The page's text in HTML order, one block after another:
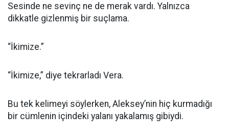
Sesinde ne sevinç ne de merak vardı. Yalnızca
dikkatle gizlenmiş bir suçlama.
“İkimize.”
“İkimize,” diye tekrarladı Vera.
Bu tek kelimeyi söylerken, Aleksey’nin hiç kurmadığı
bir cümlenin içindeki yalanı yakalamış gibiydi.